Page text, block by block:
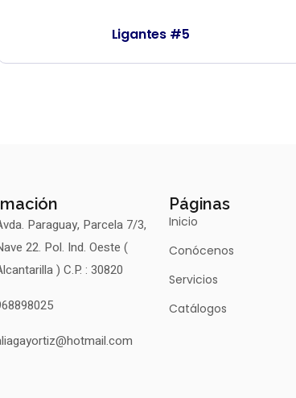
Ligantes #5
Paraguay, Parcela 7/3,
22. Pol. Ind. Oeste (
) C.P. : 30820
Páginas
Inicio
Conócenos
Servicios
Catálogos